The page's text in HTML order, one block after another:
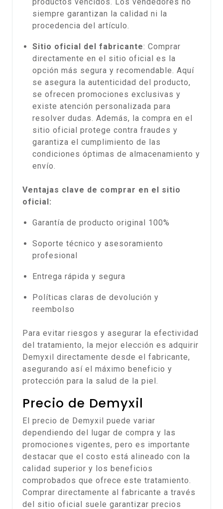
siempre garantizan la calidad ni la
procedencia del artículo.
Sitio oficial del fabricante: Comprar
directamente en el sitio oficial es la
opción más segura y recomendable. Aquí
se asegura la autenticidad del producto,
se ofrecen promociones exclusivas y
existe atención personalizada para
resolver dudas. Además, la compra en el
sitio oficial protege contra fraudes y
garantiza el cumplimiento de las
condiciones óptimas de almacenamiento y
envío.
Ventajas clave de comprar en el sitio
oficial:
Garantía de producto original 100%
Soporte técnico y asesoramiento
profesional
Entrega rápida y segura
Políticas claras de devolución y
reembolso
Para evitar riesgos y asegurar la efectividad
del tratamiento, la mejor elección es adquirir
Demyxil directamente desde el fabricante,
asegurando así el máximo beneficio y
protección para la salud de la piel.
Precio de Demyxil
El precio de Demyxil puede variar
dependiendo del lugar de compra y las
promociones vigentes, pero es importante
destacar que el costo está alineado con la
calidad superior y los beneficios
comprobados que ofrece este tratamiento.
Comprar directamente al fabricante a través
del sitio oficial suele garantizar precios